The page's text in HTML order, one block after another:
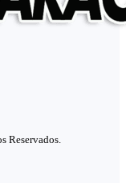
Reservados.